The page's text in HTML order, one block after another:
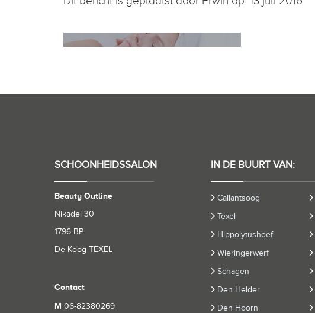
SCHOONHEIDSSALON
Beauty Outline
Nikadel 30
1796 BP
De Koog TEXEL
Contact
M 06-82380269
IN DE BUURT VAN:
Callantsoog
Texel
Hippolytushoef
Wieringerwerf
Schagen
Den Helder
Den Hoorn